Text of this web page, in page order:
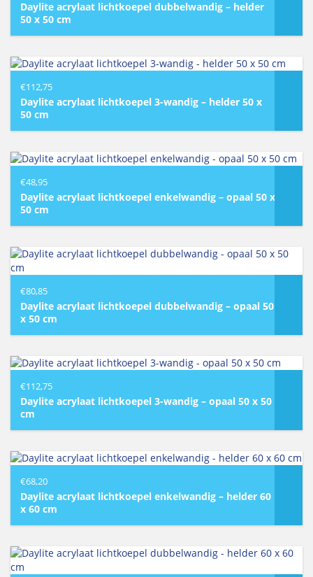
Daylite acrylaat lichtkoepel dubbelwandig – helder
50 x 50 cm
€112,75
Daylite acrylaat lichtkoepel 3-wandig – helder 50 x
50 cm
€48,95
Daylite acrylaat lichtkoepel enkelwandig – opaal 50 x
50 cm
€80,85
Daylite acrylaat lichtkoepel dubbelwandig – opaal 50
x 50 cm
€112,75
Daylite acrylaat lichtkoepel 3-wandig – opaal 50 x 50
cm
€68,20
Daylite acrylaat lichtkoepel enkelwandig – helder 60
x 60 cm